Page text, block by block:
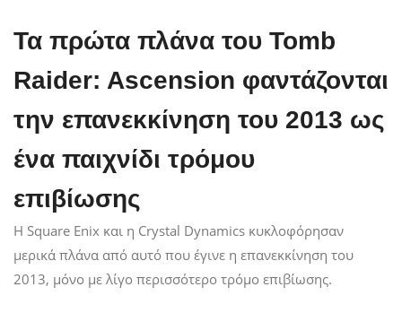
Τα πρώτα πλάνα του Tomb
Raider: Ascension φαντάζονται
την επανεκκίνηση του 2013 ως
ένα παιχνίδι τρόμου
επιβίωσης
Η Square Enix και η Crystal Dynamics κυκλοφόρησαν
μερικά πλάνα από αυτό που έγινε η επανεκκίνηση του
2013, μόνο με λίγο περισσότερο τρόμο επιβίωσης.